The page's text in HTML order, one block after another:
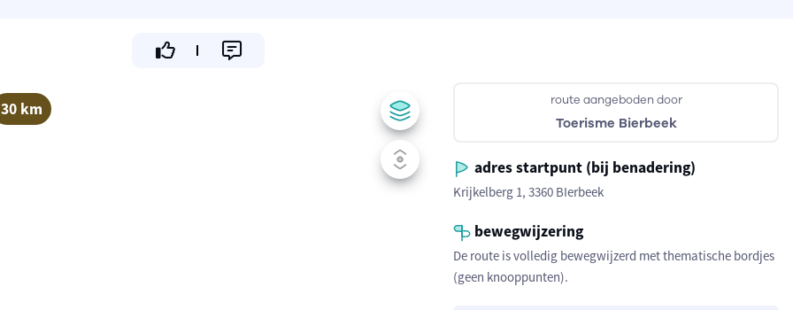
30 km route aangeboden door
Toerisme Bierbeek
adres startpunt (bij benadering)
Krijkelberg 1, 3360 BIerbeek
bewegwijzering
De route is volledig bewegwijzerd met thematische bordjes
(geen knooppunten).